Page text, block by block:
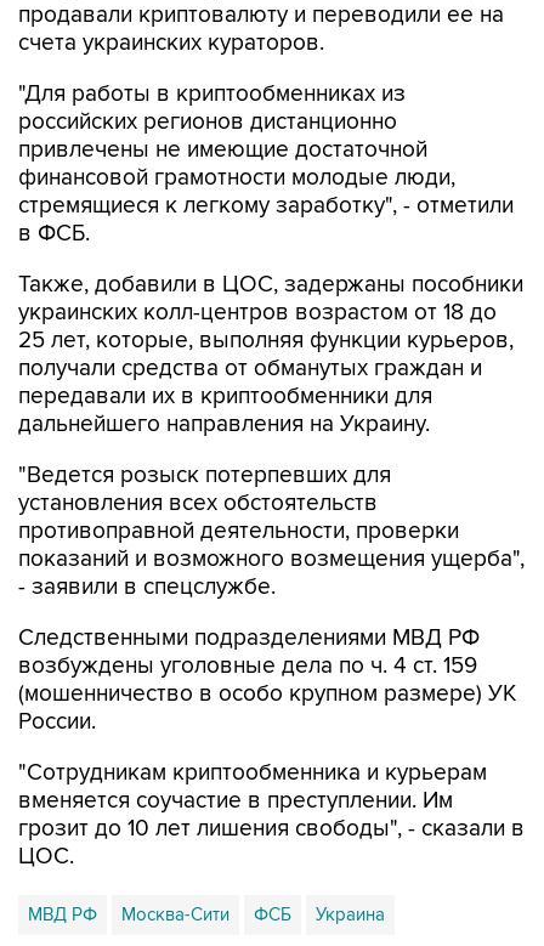
продавали криптовалюту и переводили ее на
счета украинских кураторов.
"Для работы в криптообменниках из
российских регионов дистанционно
привлечены не имеющие достаточной
финансовой грамотности молодые люди,
стремящиеся к легкому заработку", - отметили
в ФСБ.
Также, добавили в ЦОС, задержаны пособники
украинских колл-центров возрастом от 18 до
25 лет, которые, выполняя функции курьеров,
получали средства от обманутых граждан и
передавали их в криптообменники для
дальнейшего направления на Украину.
"Ведется розыск потерпевших для
установления всех обстоятельств
противоправной деятельности, проверки
показаний и возможного возмещения ущерба",
- заявили в спецслужбе.
Следственными подразделениями МВД РФ
возбуждены уголовные дела по ч. 4 ст. 159
(мошенничество в особо крупном размере) УК
России.
"Сотрудникам криптообменника и курьерам
вменяется соучастие в преступлении. Им
грозит до 10 лет лишения свободы", - сказали в
ЦОС.
МВД РФ Москва-Сити ФСБ Украина